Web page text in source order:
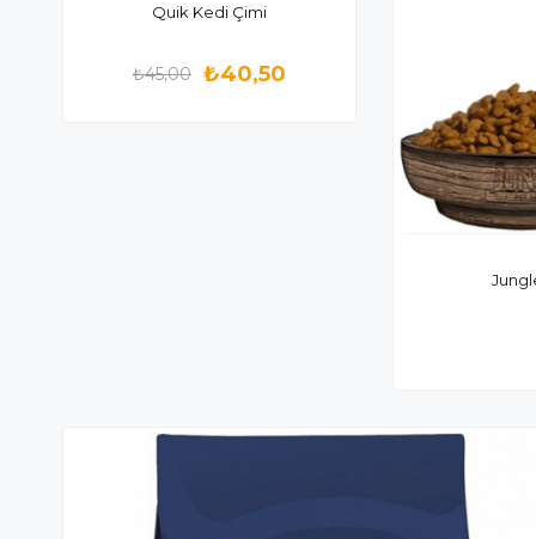
Quik Kedi Çimi
₺40,50
₺45,00